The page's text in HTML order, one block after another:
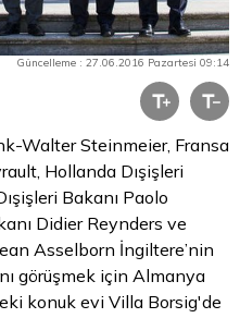
Güncelleme : 27.06.2016 Pazartesi 09:14
Walter Steinmeier, Fransa
Hollanda Dışişleri
Bakanı Paolo
Didier Reynders ve
Asselborn İngiltere’nin
görüşmek için Almanya
konuk evi Villa Borsig'de